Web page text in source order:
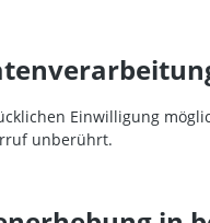
Einwilligung
unberührt.